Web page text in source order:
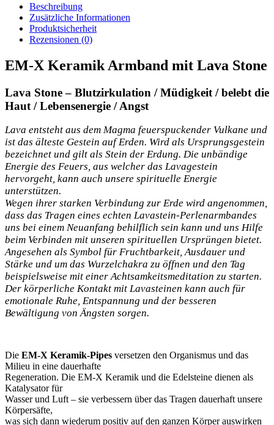
Beschreibung
Zusätzliche Informationen
Produktsicherheit
Rezensionen (0)
EM-X Keramik Armband mit Lava Stone
Lava Stone – Blutzirkulation / Müdigkeit / belebt die
Haut / Lebensenergie / Angst
Lava entsteht aus dem Magma feuerspuckender Vulkane und
ist das älteste Gestein auf Erden. Wird als Ursprungsgestein
bezeichnet und gilt als Stein der Erdung. Die unbändige
Energie des Feuers, aus welcher das Lavagestein
hervorgeht, kann auch unsere spirituelle Energie
unterstützen.
Wegen ihrer starken Verbindung zur Erde wird angenommen,
dass das Tragen eines echten Lavastein-Perlenarmbandes
uns bei einem Neuanfang behilflich sein kann und uns Hilfe
beim Verbinden mit unseren spirituellen Ursprüngen bietet.
Angesehen als Symbol für Fruchtbarkeit, Ausdauer und
Stärke und um das Wurzelchakra zu öffnen und den Tag
beispielsweise mit einer Achtsamkeitsmeditation zu starten.
Der körperliche Kontakt mit Lavasteinen kann auch für
emotionale Ruhe, Entspannung und der besseren
Bewältigung von Ängsten sorgen.
Die EM-X Keramik-Pipes versetzen den Organismus und das
Milieu in eine dauerhafte
Regeneration. Die EM-X Keramik und die Edelsteine dienen als
Katalysator für
Wasser und Luft – sie verbessern über das Tragen dauerhaft unsere
Körpersäfte,
was sich dann wiederum positiv auf den ganzen Körper auswirken